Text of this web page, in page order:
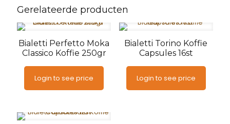
Gerelateerde producten
Bialetti Perfetto Moka
Classico Koffie 250gr
Login to see price
Bialetti Torino Koffie
Capsules 16st
Login to see price